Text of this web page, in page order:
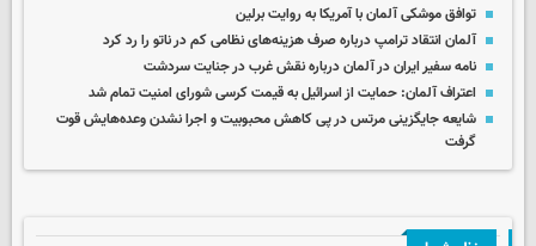
توافق موشکی آلمان با آمریکا به روایت برلین
آلمان انتقاد ترامپ درباره صرف هزینه‌های نظامی کم در ناتو را رد کرد
نامه سفیر ایران در آلمان درباره نقش غرب در جنایت سردشت
اعتراف آلمان: حمایت از اسرائیل به قیمت کرسی شورای امنیت تمام شد
شایعه جایگزینی مرتس در پی کاهش محبوبیت و اجرا نشدن وعده‌هایش قوت
گرفت